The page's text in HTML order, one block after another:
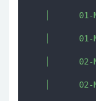
│
│
│
│